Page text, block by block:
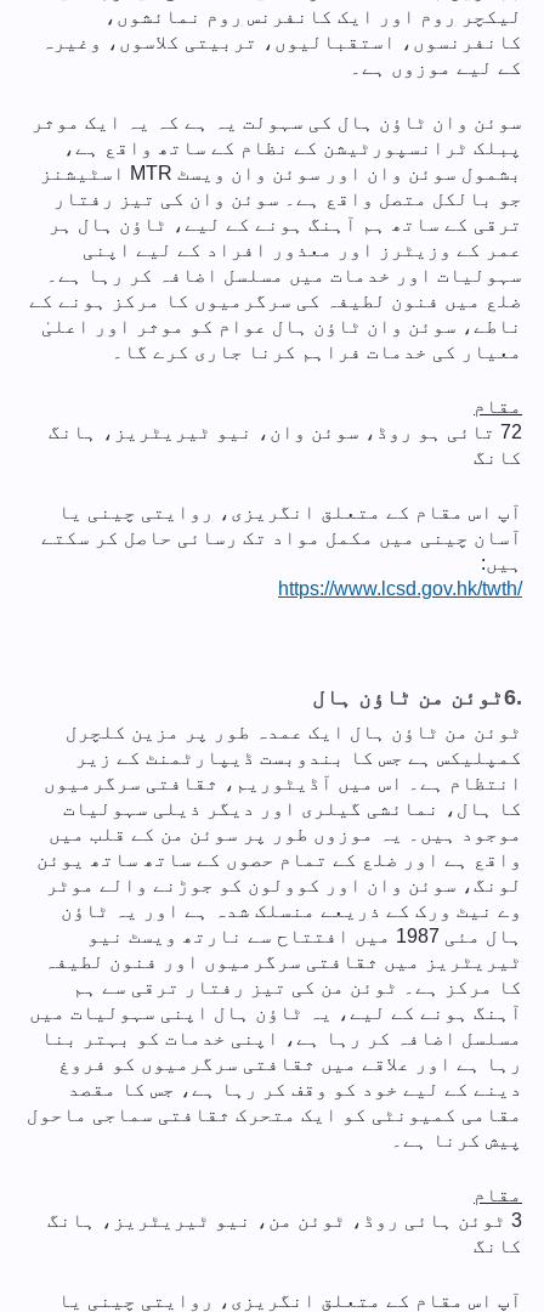
لیکچر روم اور ایک کانفرنس روم نمائشوں،
کانفرنسوں، استقبالیوں، تربیتی کلاسوں، وغیرہ
کے لیے موزوں ہے۔
سوئن وان ٹاؤن ہال کی سہولت یہ ہے کہ یہ ایک موثر
پبلک ٹرانسپورٹیشن کے نظام کے ساتھ واقع ہے،
بشمول سوئن وان اور سوئن وان ویسٹ MTR اسٹیشنز
جو بالکل متصل واقع ہے۔ سوئن وان کی تیز رفتار
ترقی کے ساتھ ہم آہنگ ہونے کے لیے، ٹاؤن ہال ہر
عمر کے وزیٹرز اور معذور افراد کے لیے اپنی
سہولیات اور خدمات میں مسلسل اضافہ کر رہا ہے۔
ضلع میں فنون لطیفہ کی سرگرمیوں کا مرکز ہونے کے
ناطے، سوئن وان ٹاؤن ہال عوام کو موثر اور اعلیٰ
معیار کی خدمات فراہم کرنا جاری کرے گا۔
مقام
72 تائی ہو روڈ، سوئن وان، نیو ٹیریٹریز، ہانگ
کانگ
آپ اس مقام کے متعلق انگریزی، روایتی چینی یا
آسان چینی میں مکمل مواد تک رسائی حاصل کر سکتے
ہیں:
https://www.lcsd.gov.hk/twth/
ٹوئن من ٹاؤن ہال6.
ٹوئن من ٹاؤن ہال ایک عمدہ طور پر مزین کلچرل
کمپلیکس ہے جس کا بندوبست ڈیپارٹمنٹ کے زیر
انتظام ہے۔ اس میں آڈیٹوریم، ثقافتی سرگرمیوں
کا ہال، نمائشی گیلری اور دیگر ذیلی سہولیات
موجود ہیں۔ یہ موزوں طور پر سوئن من کے قلب میں
واقع ہے اور ضلع کے تمام حصوں کے ساتھ ساتھ یوئن
لونگ، سوئن وان اور کوولون کو جوڑنے والے موٹر
وے نیٹ ورک کے ذریعے منسلک شدہ ہے اور یہ ٹاؤن
ہال مئی 1987 میں افتتاح سے نارتھ ویسٹ نیو
ٹیریٹریز میں ثقافتی سرگرمیوں اور فنون لطیفہ
کا مرکز ہے۔ ٹوئن من کی تیز رفتار ترقی سے ہم
آہنگ ہونے کے لیے، یہ ٹاؤن ہال اپنی سہولیات میں
مسلسل اضافہ کر رہا ہے، اپنی خدمات کو بہتر بنا
رہا ہے اور علاقے میں ثقافتی سرگرمیوں کو فروغ
دینے کے لیے خود کو وقف کر رہا ہے، جس کا مقصد
مقامی کمیونٹی کو ایک متحرک ثقافتی سماجی ماحول
پیش کرنا ہے۔
مقام
3 ٹوئن ہائی روڈ، ٹوئن من، نیو ٹیریٹریز، ہانگ
کانگ
آپ اس مقام کے متعلق انگریزی، روایتی چینی یا